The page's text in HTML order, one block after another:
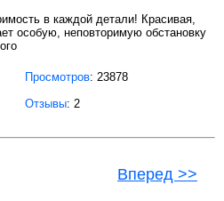
в каждой детали! Красивая,
особую, неповторимую обстановку
Просмотров: 23878
Отзывы: 2
Вперед >>